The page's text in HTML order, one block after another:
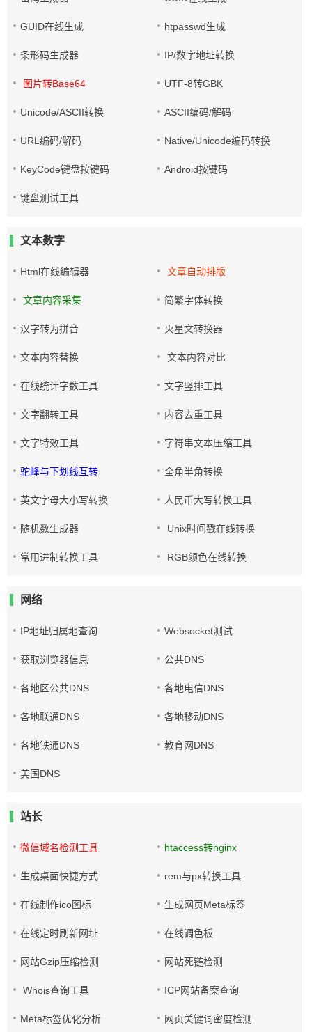
GUID在线生成 htpasswd生成
条形码生成器 IP/数字地址转换
图片转Base64 UTF-8转GBK
Unicode/ASCII转换 ASCII编码/解码
URL编码/解码 Native/Unicode编码转换
KeyCode键盘按键码 Android按键码
键盘测试工具
文本数字
Html在线编辑器 文章自动排版
文章内容采集 简繁字体转换
汉字转为拼音 火星文转换器
文本内容替换 文本内容对比
在线统计字数工具 文字竖排工具
文字翻转工具 内容去重工具
文字特效工具 字符串文本压缩工具
驼峰与下划线互转 全角半角转换
英文字母大小写转换 人民币大写转换工具
随机数生成器 Unix时间戳在线转换
常用进制转换工具 RGB颜色在线转换
网络
IP地址归属地查询 Websocket测试
获取浏览器信息 公共DNS
各地区公共DNS 各地电信DNS
各地联通DNS 各地移动DNS
各地铁通DNS 教育网DNS
美国DNS
站长
微信域名检测工具 htaccess转nginx
生成桌面快捷方式 rem与px转换工具
在线制作ico图标 生成网页Meta标签
在线定时刷新网址 在线调色板
网站Gzip压缩检测 网站死链检测
Whois查询工具 ICP网站备案查询
Meta标签优化分析 网页关键词密度检测